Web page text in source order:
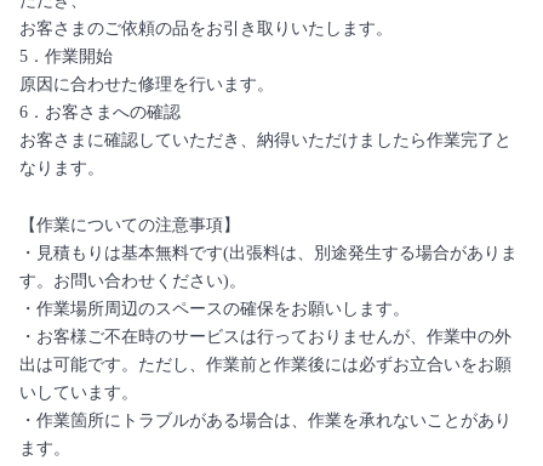
お客さまのご依頼の品をお引き取りいたします。
5．作業開始
原因に合わせた修理を行います。
6．お客さまへの確認
お客さまに確認していただき、納得いただけましたら作業完了と
なります。
【作業についての注意事項】
・見積もりは基本無料です(出張料は、別途発生する場合がありま
す。お問い合わせください)。
・作業場所周辺のスペースの確保をお願いします。
・お客様ご不在時のサービスは行っておりませんが、作業中の外
出は可能です。ただし、作業前と作業後には必ずお立合いをお願
いしています。
・作業箇所にトラブルがある場合は、作業を承れないことがあり
ます。